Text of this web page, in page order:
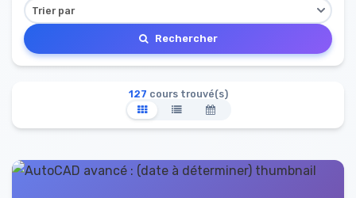
Rechercher
127 cours trouvé(s)